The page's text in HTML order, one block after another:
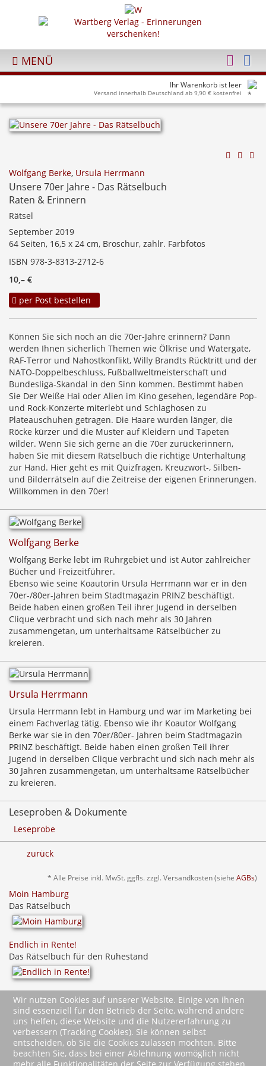
MENÜ
Ihr Warenkorb ist leer
Versand innerhalb Deutschland ab 9,90 € kostenfrei
Wolfgang Berke, Ursula Herrmann
Unsere 70er Jahre - Das Rätselbuch
Raten & Erinnern
Rätsel
September 2019
64 Seiten, 16,5 x 24 cm, Broschur, zahlr. Farbfotos
ISBN 978-3-8313-2712-6
10,– €
per Post bestellen
Können Sie sich noch an die 70er-Jahre erinnern? Dann
werden Ihnen sicherlich Themen wie Ölkrise und Watergate,
RAF-Terror und Nahostkonflikt, Willy Brandts Rücktritt und der
NATO-Doppelbeschluss, Fußballweltmeisterschaft und
Bundesliga-Skandal in den Sinn kommen. Bestimmt haben
Sie Der Weiße Hai oder Alien im Kino gesehen, legendäre Pop-
und Rock-Konzerte miterlebt und Schlaghosen zu
Plateauschuhen getragen. Die Haare wurden länger, die
Röcke kürzer und die Muster auf Kleidern und Tapeten
wilder. Wenn Sie sich gerne an die 70er zurückerinnern,
haben Sie mit diesem Rätselbuch die richtige Unterhaltung
zur Hand. Hier geht es mit Quizfragen, Kreuzwort-, Silben-
und Bilderrätseln auf die Zeitreise der eigenen Erinnerungen.
Willkommen in den 70er!
Wolfgang Berke
Wolfgang Berke lebt im Ruhrgebiet und ist Autor zahlreicher
Bücher und Freizeitführer.
Ebenso wie seine Koautorin Ursula Herrmann war er in den
70er-/80er-Jahren beim Stadtmagazin PRINZ beschäftigt.
Beide haben einen großen Teil ihrer Jugend in derselben
Clique verbracht und sich nach mehr als 30 Jahren
zusammengetan, um unterhaltsame Rätselbücher zu
kreieren.
Ursula Herrmann
Ursula Herrmann lebt in Hamburg und war im Marketing bei
einem Fachverlag tätig. Ebenso wie ihr Koautor Wolfgang
Berke war sie in den 70er/80er- Jahren beim Stadtmagazin
PRINZ beschäftigt. Beide haben einen großen Teil ihrer
Jugend in derselben Clique verbracht und sich nach mehr als
30 Jahren zusammengetan, um unterhaltsame Rätselbücher
zu kreieren.
Leseproben & Dokumente
Leseprobe
zurück
* Alle Preise inkl. MwSt. ggfls. zzgl. Versandkosten (siehe AGBs)
Moin Hamburg
Das Rätselbuch
Endlich in Rente!
Das Rätselbuch für den Ruhestand
Unser Ruhrgebiet
Das Rätselbuch
Wir nutzen Cookies auf unserer Website. Einige von ihnen
sind essenziell für den Betrieb der Seite, während andere
uns helfen, diese Website und die Nutzererfahrung zu
verbessern (Tracking Cookies). Sie können selbst
entscheiden, ob Sie die Cookies zulassen möchten. Bitte
beachten Sie, dass bei einer Ablehnung womöglich nicht